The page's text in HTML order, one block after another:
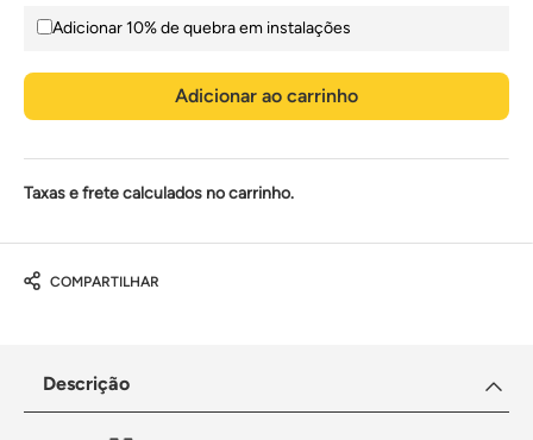
Adicionar 10% de quebra em instalações
Adicionar ao carrinho
Taxas e frete calculados no carrinho.
COMPARTILHAR
Descrição